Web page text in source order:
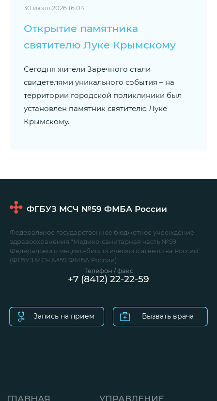
30 июля 2026 16:04
Открытие памятника
святителю Луке Крымскому
Сегодня жители Заречного стали
свидетелями уникального события – на
территории городской поликлиники был
установлен памятник святителю Луке
Крымскому.
ФГБУЗ МСЧ №59 ФМБА России
Федеральное государственное бюджетное учреждение
здравоохранения "Медико-санитарная часть №59
Федерального медико-биологического агентства России"
(ФГБУЗ МСЧ №59 ФМБА России)
ГЛАВНАЯ УПРАВЛЕНИЕ
Запись на прием Вызвать врача
Телефон / факс
+7 (8412) 22-22-59